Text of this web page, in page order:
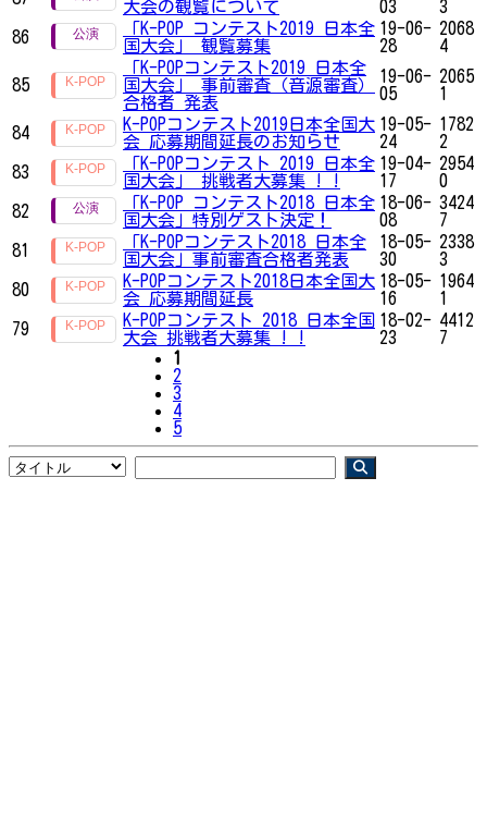
大会の観覧について
03
3
86
「K-POP コンテスト2019 日本全
国大会」 観覧募集
19-06-
28
2068
4
85
「K-POPコンテスト2019 日本全
国大会」 事前審査（音源審査）
合格者 発表
19-06-
05
2065
1
84
K-POPコンテスト2019日本全国大
会 応募期間延長のお知らせ
19-05-
24
1782
2
83
「K-POPコンテスト 2019 日本全
国大会」 挑戦者大募集 ! !
19-04-
17
2954
0
82
「K-POP コンテスト2018 日本全
国大会」特別ゲスト決定！
18-06-
08
3424
7
81
「K-POPコンテスト2018 日本全
国大会」事前審査合格者発表
18-05-
30
2338
3
80
K-POPコンテスト2018日本全国大
会 応募期間延長
18-05-
16
1964
1
79
K-POPコンテスト 2018 日本全国
大会 挑戦者大募集 ! !
18-02-
23
4412
7
1
2
3
4
5